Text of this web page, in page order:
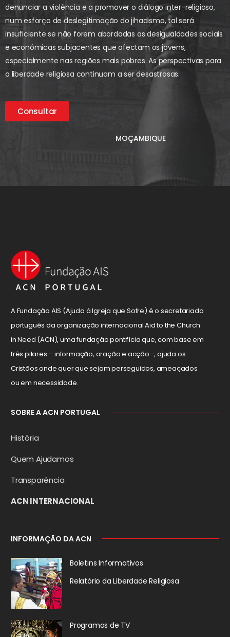
denunciar a violência e a promover o diálogo inter-religioso,
num esforço de deslegitimação do jihadismo, tal será
insuficiente se não forem abordadas as desigualdades sociais
e económicas subjacentes que afectam os jovens,
especialmente nas regiões mais pobres. As perspectivas para
a liberdade religiosa continuam a ser desastrosas.
Consultar
MOÇAMBIQUE
A Fundação AIS (Ajuda à Igreja que Sofre) é o secretariado
português da organização internacional Aid to the Church
in Need (ACN), uma fundação pontifícia que, com base em
três pilares – informação, oração e acção -, ajuda os
Cristãos onde quer que sejam perseguidos, ameaçados
ou em necessidade.
SOBRE A ACN PORTUGAL
História
Quem Ajudamos
Transparência
ACN INTERNACIONAL
INFORMAÇÃO DA ACN
Boletins Informativos
Relatório da Liberdade Religiosa
Programas de TV